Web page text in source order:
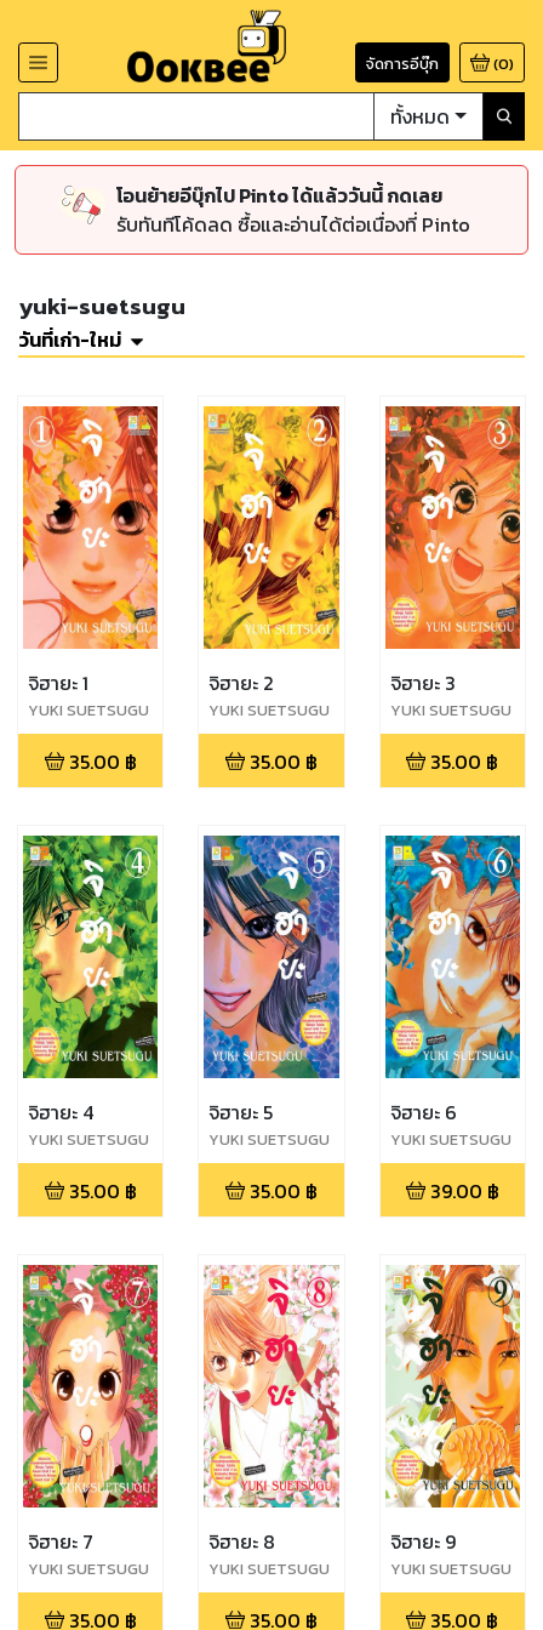
จัดการอีบุ๊ก (0)
ทั้งหมด
โอนย้ายอีบุ๊กไป Pinto ได้แล้ววันนี้ กดเลย
รับทันทีโค้ดลด ซื้อและอ่านได้ต่อเนื่องที่ Pinto
yuki-suetsugu
วันที่เก่า-ใหม่
จิฮายะ 1
YUKI SUETSUGU
35.00 ฿
จิฮายะ 2
YUKI SUETSUGU
35.00 ฿
จิฮายะ 3
YUKI SUETSUGU
35.00 ฿
จิฮายะ 4
YUKI SUETSUGU
35.00 ฿
จิฮายะ 5
YUKI SUETSUGU
35.00 ฿
จิฮายะ 6
YUKI SUETSUGU
39.00 ฿
จิฮายะ 7
YUKI SUETSUGU
35.00 ฿
จิฮายะ 8
YUKI SUETSUGU
35.00 ฿
จิฮายะ 9
YUKI SUETSUGU
35.00 ฿